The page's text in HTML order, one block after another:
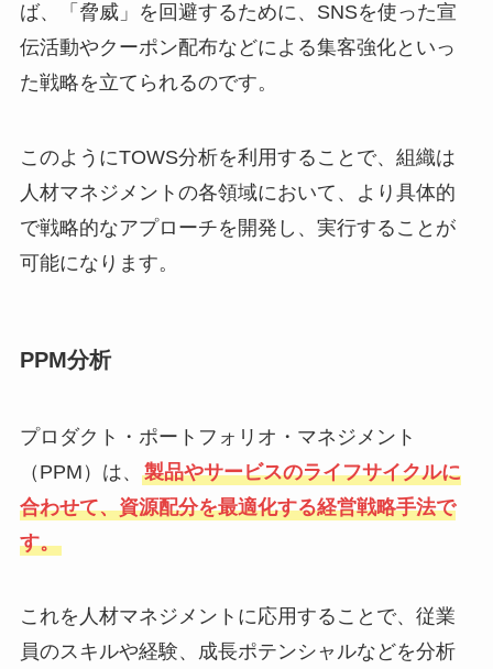
ば、「脅威」を回避するために、SNSを使った宣
伝活動やクーポン配布などによる集客強化といっ
た戦略を立てられるのです。
このようにTOWS分析を利用することで、組織は
人材マネジメントの各領域において、より具体的
で戦略的なアプローチを開発し、実行することが
可能になります。
PPM分析
プロダクト・ポートフォリオ・マネジメント
（PPM）は、 製品やサービスのライフサイクルに
合わせて、資源配分を最適化する経営戦略手法で
す。
これを人材マネジメントに応用することで、従業
員のスキルや経験、成長ポテンシャルなどを分析